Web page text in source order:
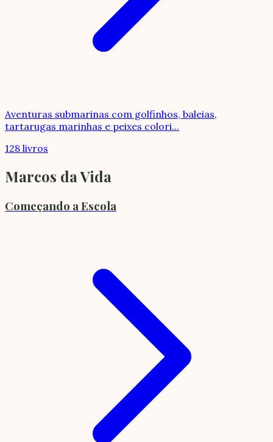
Aventuras submarinas com golfinhos, baleias,
tartarugas marinhas e peixes colori...
128 livros
Marcos da Vida
Começando a Escola